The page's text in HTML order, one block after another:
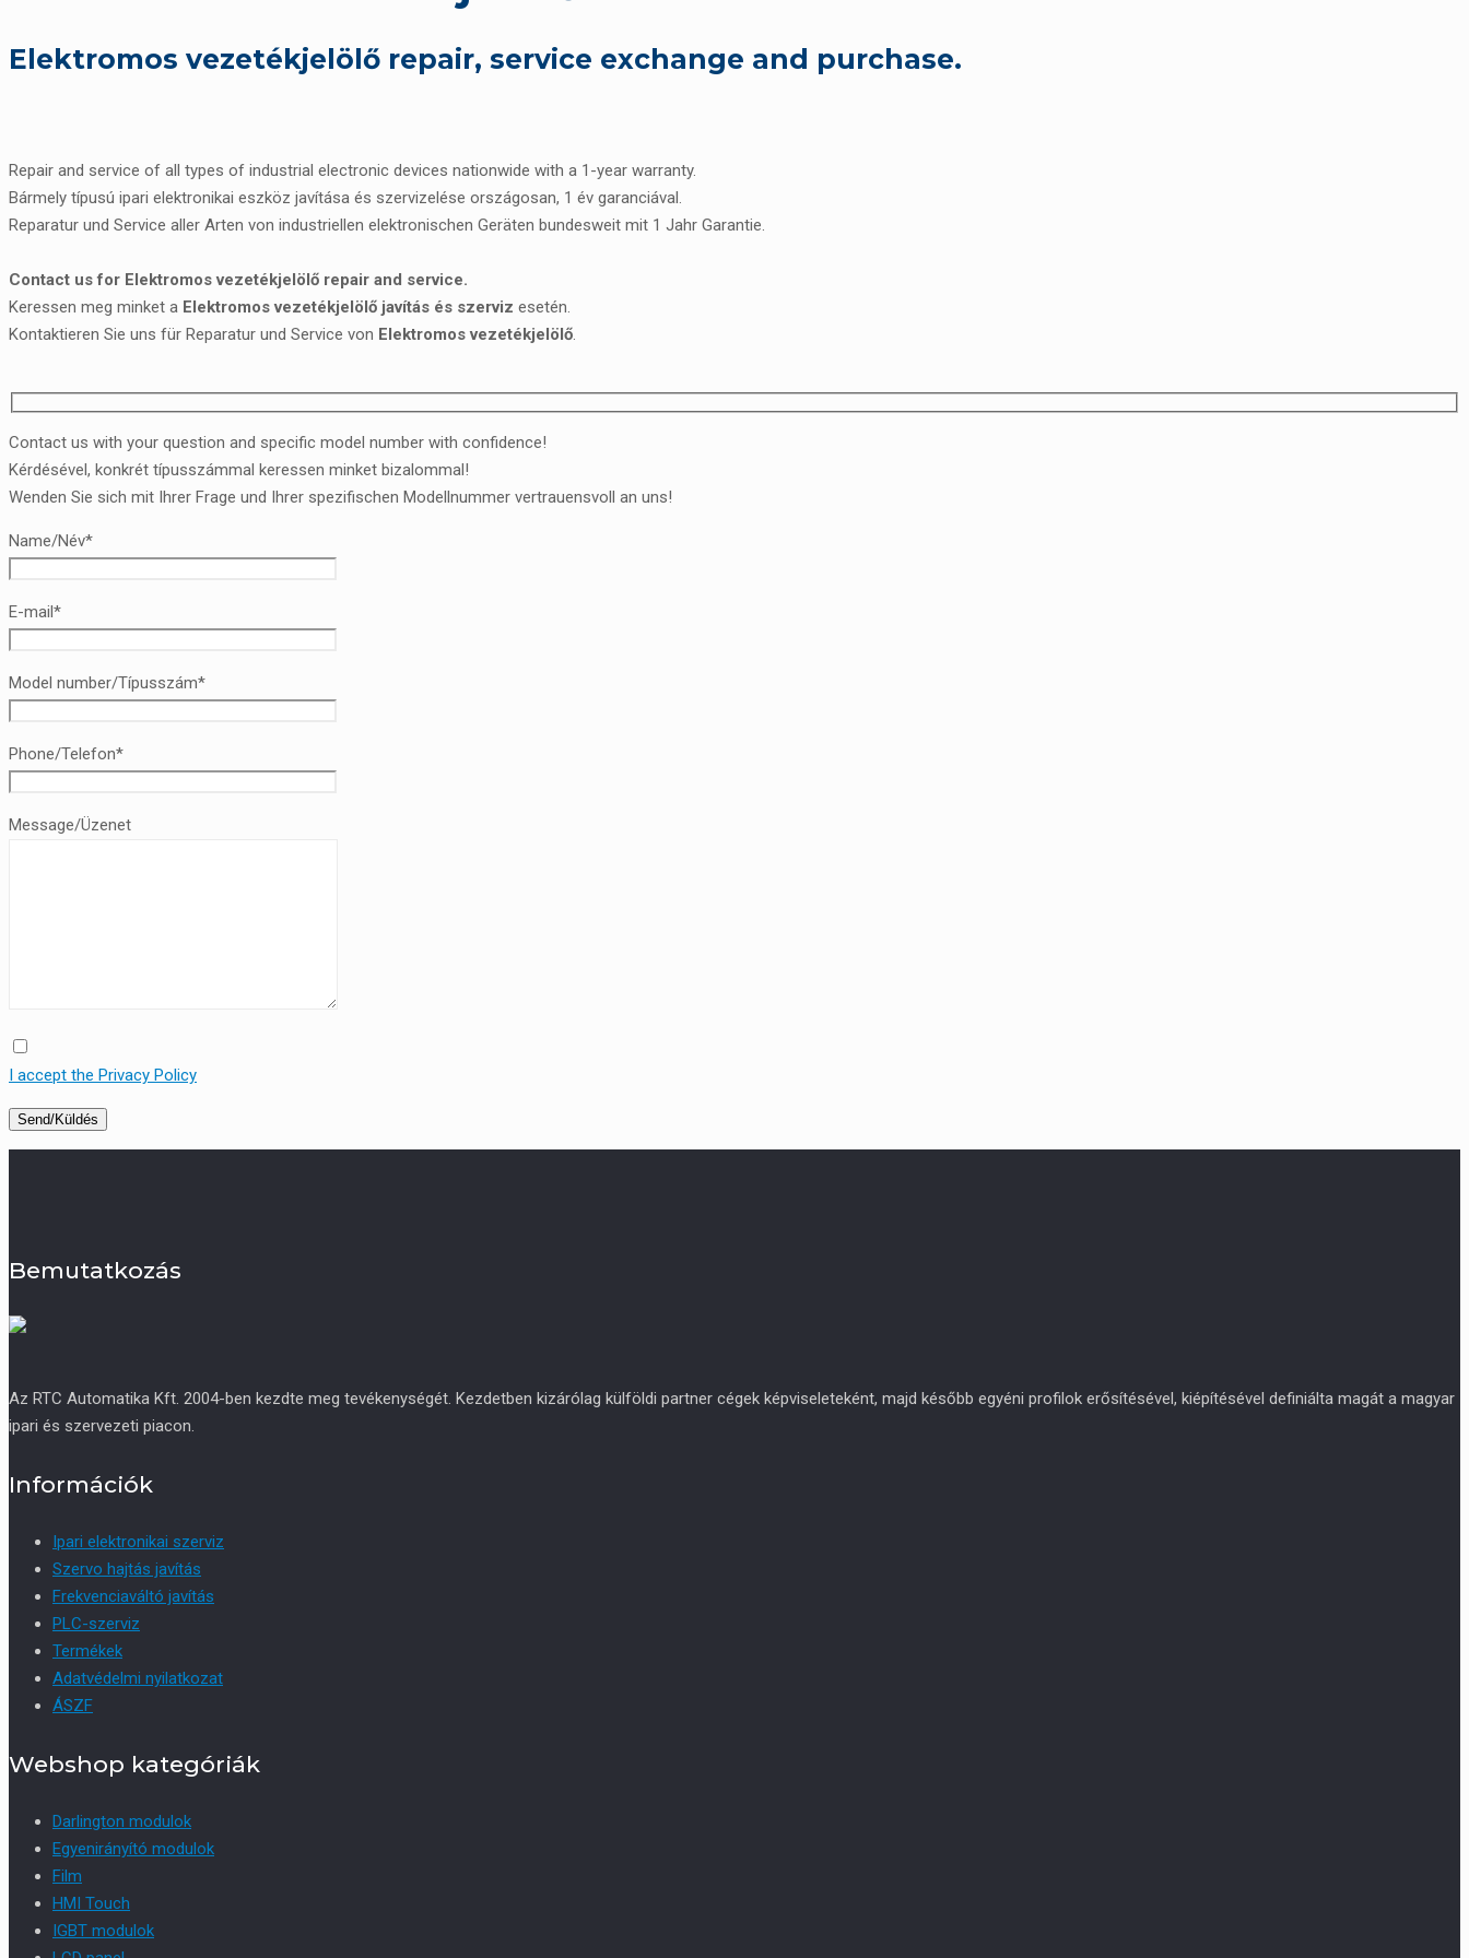
Elektromos vezetékjelölő repair, service exchange and purchase.
Repair and service of all types of industrial electronic devices nationwide with a 1-year warranty.
Bármely típusú ipari elektronikai eszköz javítása és szervizelése országosan, 1 év garanciával.
Reparatur und Service aller Arten von industriellen elektronischen Geräten bundesweit mit 1 Jahr Garantie.
Contact us for Elektromos vezetékjelölő repair and service.
Keressen meg minket a Elektromos vezetékjelölő javítás és szerviz esetén.
Kontaktieren Sie uns für Reparatur und Service von Elektromos vezetékjelölő.
Contact us with your question and specific model number with confidence!
Kérdésével, konkrét típusszámmal keressen minket bizalommal!
Wenden Sie sich mit Ihrer Frage und Ihrer spezifischen Modellnummer vertrauensvoll an uns!
Name/Név*
E-mail*
Model number/Típusszám*
Phone/Telefon*
Message/Üzenet
I accept the Privacy Policy
Bemutatkozás
Az RTC Automatika Kft. 2004-ben kezdte meg tevékenységét. Kezdetben kizárólag külföldi partner cégek képviseleteként, majd később egyéni profilok erősítésével, kiépítésével definiálta magát a magyar
ipari és szervezeti piacon.
Információk
Ipari elektronikai szerviz
Szervo hajtás javítás
Frekvenciaváltó javítás
PLC-szerviz
Termékek
Adatvédelmi nyilatkozat
ÁSZF
Webshop kategóriák
Darlington modulok
Egyenirányító modulok
Film
HMI Touch
IGBT modulok